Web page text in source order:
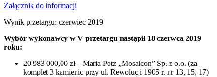
Załącznik do informacji
Wynik przetargu: czerwiec 2019
Wybór wykonawcy w V przetargu nastąpił 18 czerwca 2019
roku:
20 983 000,00 zł – Maria Potz „Mosaicon” Sp. z o.o. (za
komplet 3 kamienic przy ul. Rewolucji 1905 r. nr 13, 15, 17)